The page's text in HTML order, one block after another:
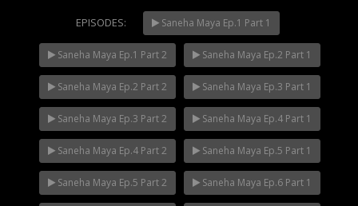
NOW PLAYING Mani Nakha Ep.14
EPISODES: Saneha Maya Ep.1 Part 1
Saneha Maya Ep.1 Part 2 Saneha Maya Ep.2 Part 1
Saneha Maya Ep.2 Part 2 Saneha Maya Ep.3 Part 1
Saneha Maya Ep.3 Part 2 Saneha Maya Ep.4 Part 1
Saneha Maya Ep.4 Part 2 Saneha Maya Ep.5 Part 1
Saneha Maya Ep.5 Part 2 Saneha Maya Ep.6 Part 1